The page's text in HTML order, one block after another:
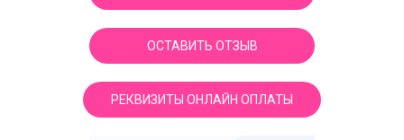
ОСТАВИТЬ ОТЗЫВ
РЕКВИЗИТЫ ОНЛАЙН ОПЛАТЫ